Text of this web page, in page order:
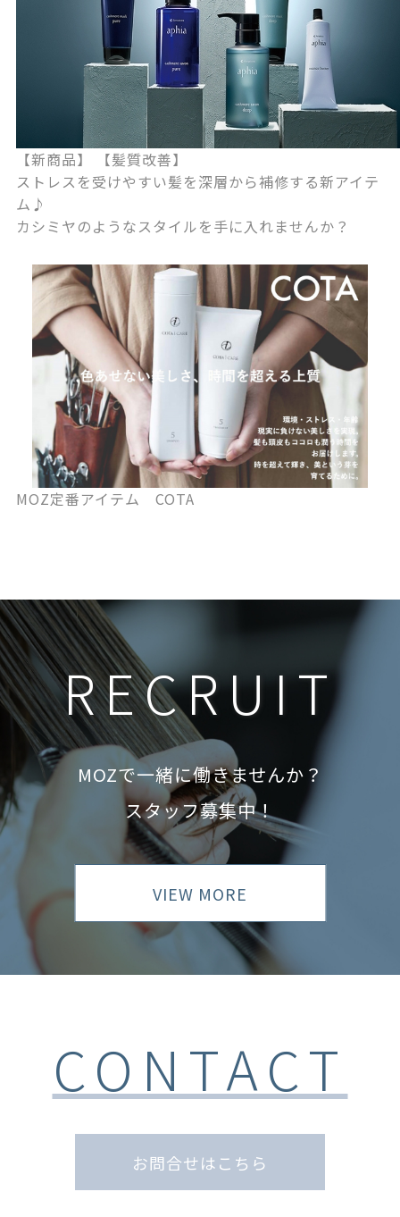
【新商品】 【髪質改善】
ストレスを受けやすい髪を深層から補修する新アイテ
ム♪
カシミヤのようなスタイルを手に入れませんか？
MOZ定番アイテム COTA
RECRUIT
MOZで一緒に働きませんか？
スタッフ募集中！
VIEW MORE
CONTACT
お問合せはこちら